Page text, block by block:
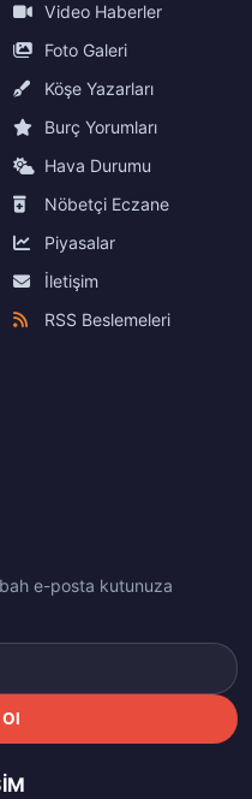
Video Haberler
Foto Galeri
Köşe Yazarları
Burç Yorumları
Hava Durumu
Nöbetçi Eczane
Piyasalar
İletişim
RSS Beslemeleri
e-posta kutunuza